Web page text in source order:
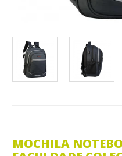
MOCHILA